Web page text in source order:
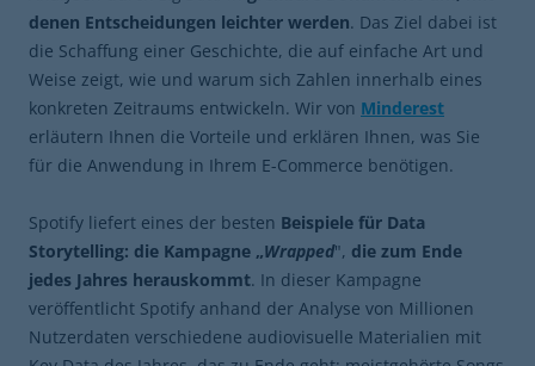
denen Entscheidungen leichter werden. Das Ziel dabei ist
die Schaffung einer Geschichte, die auf einfache Art und
Weise zeigt, wie und warum sich Zahlen innerhalb eines
konkreten Zeitraums entwickeln. Wir von Minderest
erläutern Ihnen die Vorteile und erklären Ihnen, was Sie
für die Anwendung in Ihrem E-Commerce benötigen.
Spotify liefert eines der besten Beispiele für Data
Storytelling: die Kampagne „Wrapped", die zum Ende
jedes Jahres herauskommt. In dieser Kampagne
veröffentlicht Spotify anhand der Analyse von Millionen
Nutzerdaten verschiedene audiovisuelle Materialien mit